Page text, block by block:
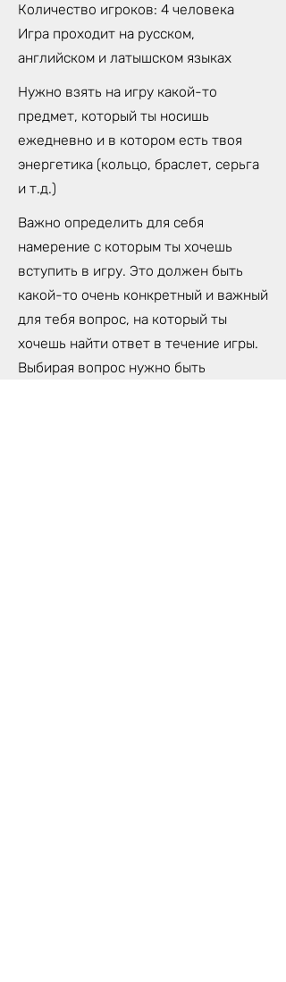
Количество игроков: 4 человека
Игра проходит на русском,
английском и латышском языках
Нужно взять на игру какой-то
предмет, который ты носишь
ежедневно и в котором есть твоя
энергетика (кольцо, браслет, серьга
и т.д.)
Важно определить для себя
намерение с которым ты хочешь
вступить в игру. Это должен быть
какой-то очень конкретный и важный
для тебя вопрос, на который ты
хочешь найти ответ в течение игры.
Выбирая вопрос нужно быть